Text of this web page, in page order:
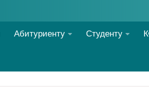
Абитуриенту Студенту